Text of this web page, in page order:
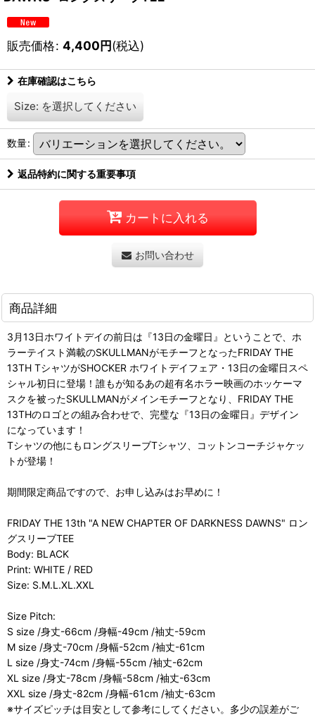
販売価格: 4,400円(税込)
在庫確認はこちら
Size: を選択してください
数量:
返品特約に関する重要事項
カートに入れる
お問い合わせ
商品詳細
3月13日ホワイトデイの前日は『13日の金曜日』ということで、ホ
ラーテイスト満載のSKULLMANがモチーフとなったFRIDAY THE
13TH TシャツがSHOCKER ホワイトデイフェア・13日の金曜日スペ
シャル初日に登場！誰もが知るあの超有名ホラー映画のホッケーマ
スクを被ったSKULLMANがメインモチーフとなり、FRIDAY THE
13THのロゴとの組み合わせで、完璧な『13日の金曜日』デザイン
になっています！
Tシャツの他にもロングスリーブTシャツ、コットンコーチジャケッ
トが登場！
期間限定商品ですので、お申し込みはお早めに！
FRIDAY THE 13th "A NEW CHAPTER OF DARKNESS DAWNS" ロン
グスリーブTEE
Body: BLACK
Print: WHITE / RED
Size: S.M.L.XL.XXL
Size Pitch:
S size /身丈-66cm /身幅-49cm /袖丈-59cm
M size /身丈-70cm /身幅-52cm /袖丈-61cm
L size /身丈-74cm /身幅-55cm /袖丈-62cm
XL size /身丈-78cm /身幅-58cm /袖丈-63cm
XXL size /身丈-82cm /身幅-61cm /袖丈-63cm
※サイズピッチは目安として参考にしてください。多少の誤差がご